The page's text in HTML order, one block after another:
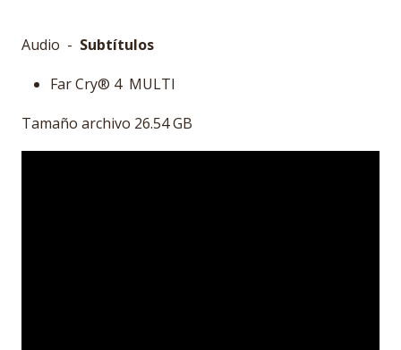
Audio - Subtítulos
Far Cry® 4 MULTI
Tamaño archivo 26.54 GB